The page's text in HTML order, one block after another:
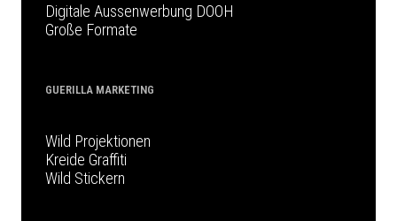
Digitale Aussenwerbung DOOH
Große Formate
GUERILLA MARKETING
Wild Projektionen
Kreide Graffiti
Wild Stickern